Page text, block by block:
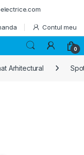
Contul meu
0
Arhitectural